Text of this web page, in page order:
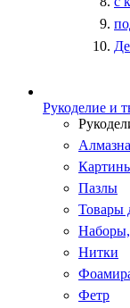
Рукоделие и
Пазлы
Товары
Нитки
Фетр